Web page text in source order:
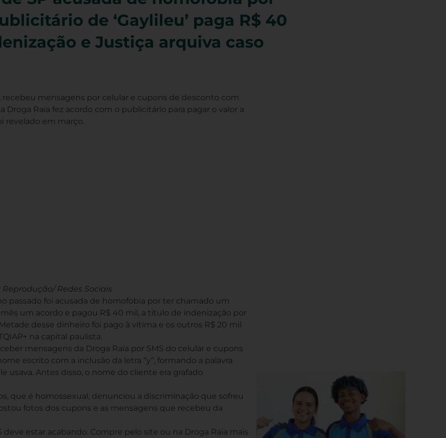
de ‘Gaylileu’ paga R$ 40
e Justiça arquiva caso
recebeu mensagens por celular e cupons de desconto com
Droga Raia fez acordo com o publicitário para pagar o valor a
revelado em março.
Redes Sociais
passado foi acusada de homofobia por ter chamado um
um acordo e pagou R$ 40 mil, a título de indenização por
desse dinheiro foi pago à vítima e os outros R$ 20 mil
na capital paulista.
mensagens da Droga Raia por SMS do celular e cupons
escrito com a inclusão da letra “y”, formando a palavra
usava. Antes disso, o nome do cliente era grafado
que é homossexual, denunciou a discriminação que sofreu
fotos dos cupons e as mensagens que recebeu da
deve estar acabando. Compre pelo site ou na Droga Raia mais